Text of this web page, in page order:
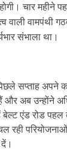
होगी। चार
वाली वामपंथी
संभाला था।
सप्ताह अपने
अब उन्होंने
बेल्ट एंड रोड पहल
रही